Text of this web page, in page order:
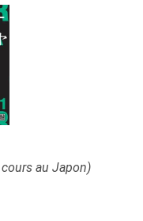
au Japon)